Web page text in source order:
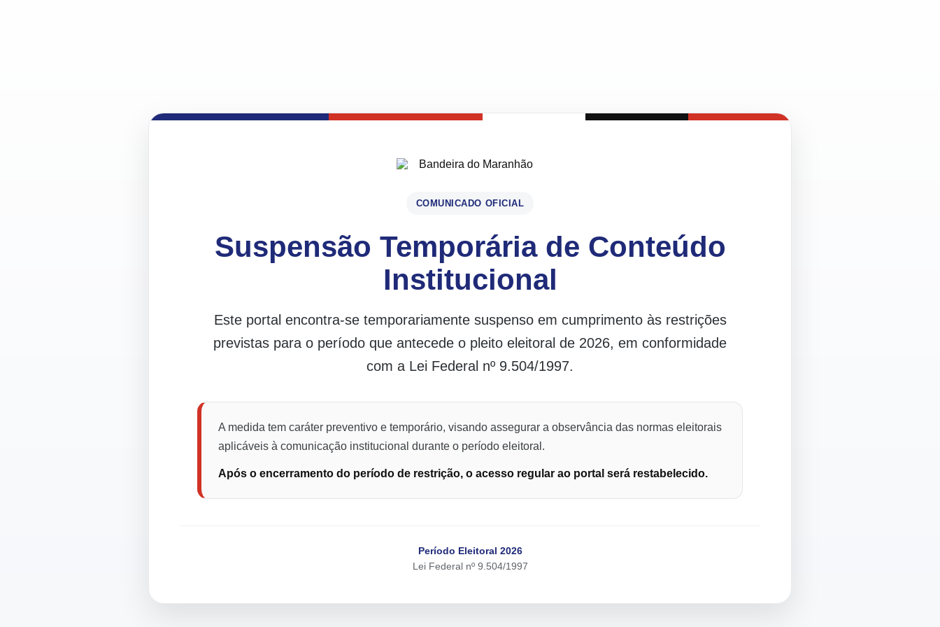
COMUNICADO OFICIAL
Suspensão Temporária de Conteúdo
Institucional
Este portal encontra-se temporariamente suspenso em cumprimento às restrições
previstas para o período que antecede o pleito eleitoral de 2026, em conformidade
com a Lei Federal nº 9.504/1997.
A medida tem caráter preventivo e temporário, visando assegurar a observância das normas eleitorais
aplicáveis à comunicação institucional durante o período eleitoral.
Após o encerramento do período de restrição, o acesso regular ao portal será restabelecido.
Período Eleitoral 2026
Lei Federal nº 9.504/1997